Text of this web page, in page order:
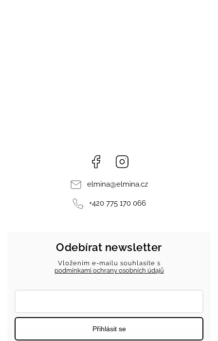
Facebook
elmina@elmina.cz
+420 775 170 066
Odebírat newsletter
Vložením e-mailu souhlasíte s
podmínkami ochrany osobních údajů
Přihlásit se